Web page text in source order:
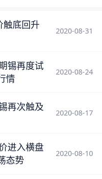
触底回升
2020-08-31
锡再度试
情
2020-08-24
再次触及
2020-08-17
进入横盘
态势
2020-08-10